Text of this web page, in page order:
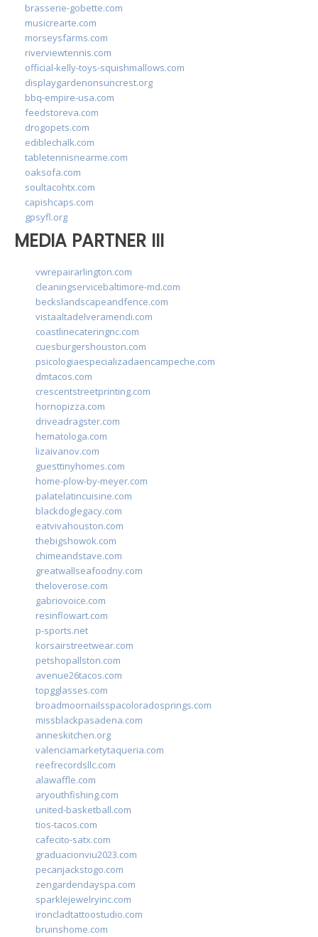
brasserie-gobette.com
musicrearte.com
morseysfarms.com
riverviewtennis.com
official-kelly-toys-squishmallows.com
displaygardenonsuncrest.org
bbq-empire-usa.com
feedstoreva.com
drogopets.com
ediblechalk.com
tabletennisnearme.com
oaksofa.com
soultacohtx.com
capishcaps.com
gpsyfl.org
MEDIA PARTNER III
vwrepairarlington.com
cleaningservicebaltimore-md.com
beckslandscapeandfence.com
vistaaltadelveramendi.com
coastlinecateringnc.com
cuesburgershouston.com
psicologiaespecializadaencampeche.com
dmtacos.com
crescentstreetprinting.com
hornopizza.com
driveadragster.com
hematologa.com
lizaivanov.com
guesttinyhomes.com
home-plow-by-meyer.com
palatelatincuisine.com
blackdoglegacy.com
eatvivahouston.com
thebigshowok.com
chimeandstave.com
greatwallseafoodny.com
theloverose.com
gabriovoice.com
resinflowart.com
p-sports.net
korsairstreetwear.com
petshopallston.com
avenue26tacos.com
topgglasses.com
broadmoornailsspacoloradosprings.com
missblackpasadena.com
anneskitchen.org
valenciamarketytaqueria.com
reefrecordsllc.com
alawaffle.com
aryouthfishing.com
united-basketball.com
tios-tacos.com
cafecito-satx.com
graduacionviu2023.com
pecanjackstogo.com
zengardendayspa.com
sparklejewelryinc.com
ironcladtattoostudio.com
bruinshome.com